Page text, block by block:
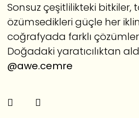
Sonsuz çeşitlilikteki bitkiler,
özümsedikleri güçle her
coğrafyada farklı
Doğadaki yaratıcılıktan
@awe.cemre